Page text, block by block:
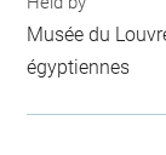
Musée du
égyptiennes